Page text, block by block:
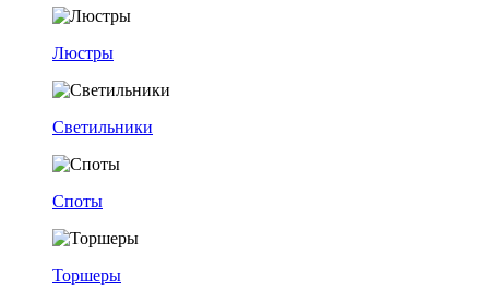
Люстры
Светильники
Споты
Торшеры